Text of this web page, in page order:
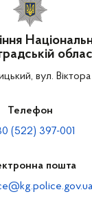
вул. Віктора
Телефон
(522) 397-001
пошта